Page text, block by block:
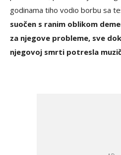
godinama tiho vodio borbu sa
suočen s ranim oblikom
za njegove probleme, sve
njegovoj smrti potresla